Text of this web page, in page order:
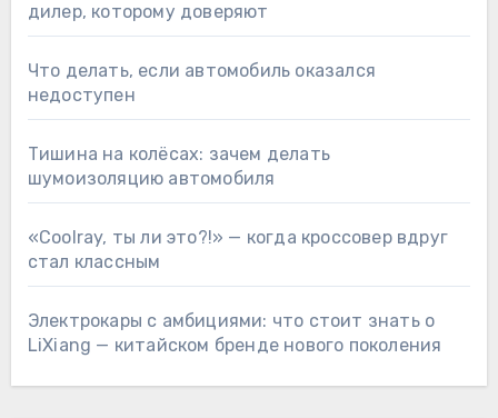
дилер, которому доверяют
Что делать, если автомобиль оказался
недоступен
Тишина на колёсах: зачем делать
шумоизоляцию автомобиля
«Coolray, ты ли это?!» — когда кроссовер вдруг
стал классным
Электрокары с амбициями: что стоит знать о
LiXiang — китайском бренде нового поколения